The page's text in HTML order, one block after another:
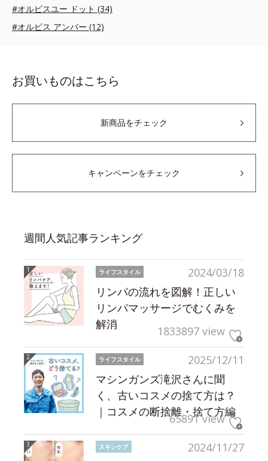
#オルビスユー ドット (34)
#オルビス アンバー (12)
お買いものはこちら
新商品をチェック
キャンペーンをチェック
週間人気記事ランキング
2024/03/18
ライフスタイル
リンパの流れを図解！正しい
リンパマッサージでむくみを
解消
1833897 view
2025/12/11
ライフスタイル
マシンガンズ滝沢さんに聞
く、古いコスメの捨て方は？
｜コスメの断捨離・捨て方編
65891 view
2024/11/27
スキンケア